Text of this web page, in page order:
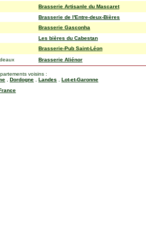
Brasserie Artisanle du Mascaret
Brasserie de l'Entre-deux-Bières
Brasserie Gasconha
Les bières du Cabestan
Brasserie-Pub Saint-Léon
Brasserie Aliénor
voisins :
Dordogne Landes
Lot-et-Garonne